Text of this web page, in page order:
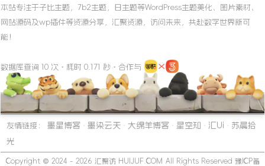
本站专注于子比主题，7b2主题，日主题等WordPress主题美化、图片素材、
网站源码及wp插件等资源分享，汇聚资源，访问未来，共赴数字世界新可
能！
数据库查询 10 次・耗时 0.171 秒・合作与
友情链接： 墨星博客 · 墨染云天 · 大绵羊博客 · 星空知 · 汇Ui · 苏晨拾
光
Copyright © 2024 - 2026 汇聚访 HUIJUF.COM All Rights Reserved 豫ICP备